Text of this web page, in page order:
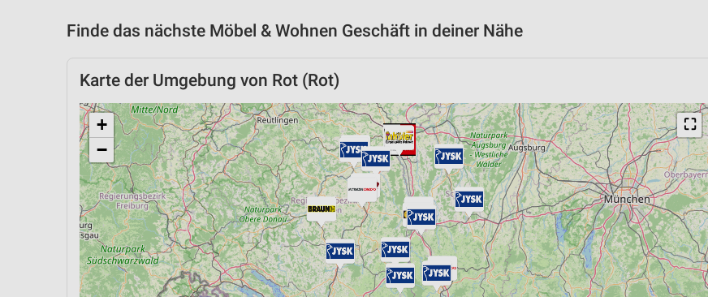
Finde das nächste Möbel & Wohnen Geschäft in deiner Nähe
Karte der Umgebung von Rot (Rot)
⛶
+
−